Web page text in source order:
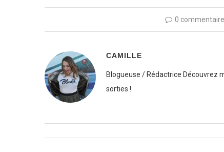
0 commentaire
CAMILLE
Blogueuse / Rédactrice Découvrez
sorties !